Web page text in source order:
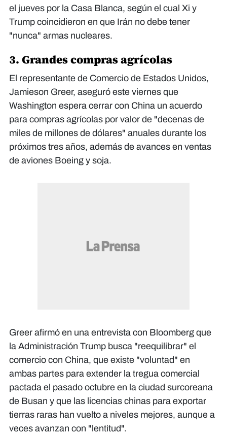
el jueves por la Casa Blanca, según el cual Xi y
Trump coincidieron en que Irán no debe tener
"nunca" armas nucleares.
3. Grandes compras agrícolas
El representante de Comercio de Estados Unidos,
Jamieson Greer, aseguró este viernes que
Washington espera cerrar con China un acuerdo
para compras agrícolas por valor de "decenas de
miles de millones de dólares" anuales durante los
próximos tres años, además de avances en ventas
de aviones Boeing y soja.
Greer afirmó en una entrevista con Bloomberg que
la Administración Trump busca "reequilibrar" el
comercio con China, que existe "voluntad" en
ambas partes para extender la tregua comercial
pactada el pasado octubre en la ciudad surcoreana
de Busan y que las licencias chinas para exportar
tierras raras han vuelto a niveles mejores, aunque a
veces avanzan con "lentitud".